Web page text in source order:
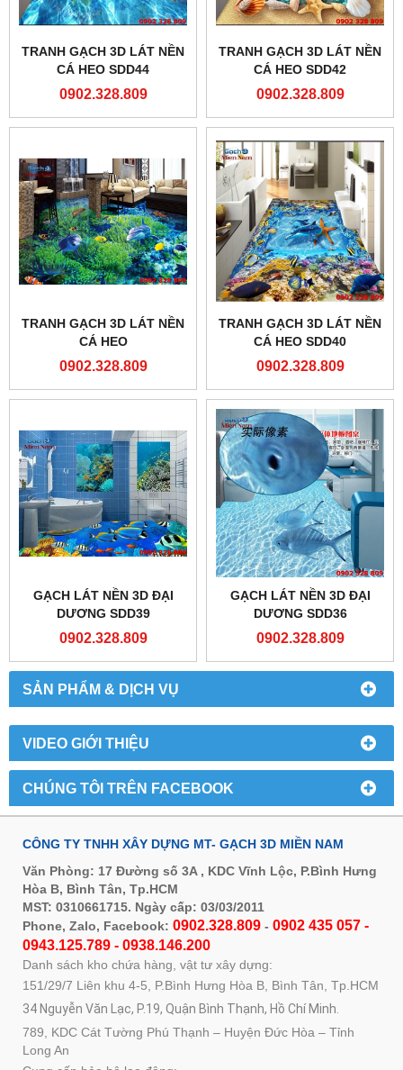
SẢN PHẨM & DỊCH VỤ
VIDEO GIỚI THIỆU
CHÚNG TÔI TRÊN FACEBOOK
TRANH GẠCH 3D LÁT NỀN
CÁ HEO SDD44
0902.328.809
TRANH GẠCH 3D LÁT NỀN
CÁ HEO SDD42
0902.328.809
TRANH GẠCH 3D LÁT NỀN
CÁ HEO
0902.328.809
TRANH GẠCH 3D LÁT NỀN
CÁ HEO SDD40
0902.328.809
GẠCH LÁT NỀN 3D ĐẠI
DƯƠNG SDD39
0902.328.809
GẠCH LÁT NỀN 3D ĐẠI
DƯƠNG SDD36
0902.328.809
CÔNG TY TNHH XÂY DỰNG MT- GẠCH 3D MIỀN NAM
Văn Phòng: 17 Đường số 3A , KDC Vĩnh Lộc, P.Bình Hưng
Hòa B, Bình Tân, Tp.HCM
MST: 0310661715. Ngày cấp: 03/03/2011
Phone, Zalo, Facebook: 0902.328.809 - 0902 435 057 -
0943.125.789 - 0938.146.200
Danh sách kho chứa hàng, vật tư xây dựng:
151/29/7 Liên khu 4-5, P.Bình Hưng Hòa B, Bình Tân, Tp.HCM
34 Nguyễn Văn Lạc, P.19, Quận Bình Thạnh, Hồ Chí Minh.
789, KDC Cát Tường Phú Thạnh – Huyện Đức Hòa – Tỉnh
Long An